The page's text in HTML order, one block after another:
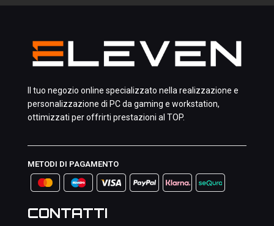
Il tuo negozio online specializzato nella realizzazione e
personalizzazione di PC da gaming e workstation,
ottimizzati per offrirti prestazioni al TOP.
METODI DI PAGAMENTO
CONTATTI